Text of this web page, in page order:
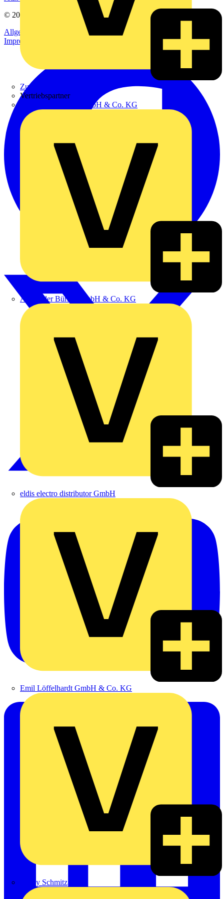
Zumtobel
Vertriebspartner
Adalbert Zajadacz GmbH & Co. KG
Alexander Bürkle GmbH & Co. KG
eldis electro distributor GmbH
Emil Löffelhardt GmbH & Co. KG
Hardy Schmitz
© 2002-
Allgemeine Geschäftsbedingungen
Datenschutzerklärung
Impressum